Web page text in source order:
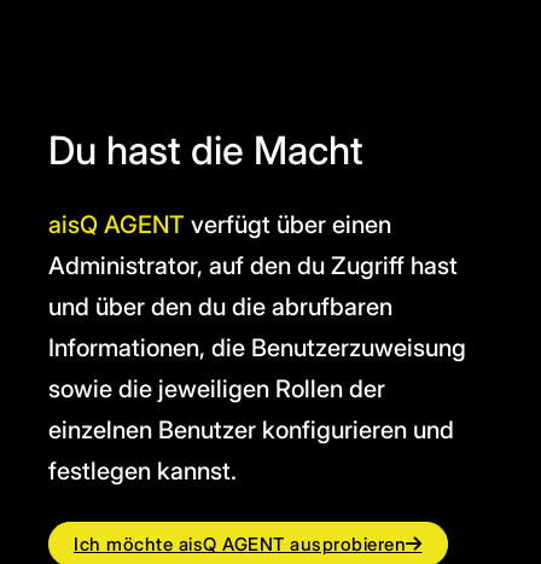
Du hast die Macht
aisQ AGENT verfügt über einen
Administrator, auf den du Zugriff hast
und über den du die abrufbaren
Informationen, die Benutzerzuweisung
sowie die jeweiligen Rollen der
einzelnen Benutzer konfigurieren und
festlegen kannst.
Ich möchte aisQ AGENT ausprobieren